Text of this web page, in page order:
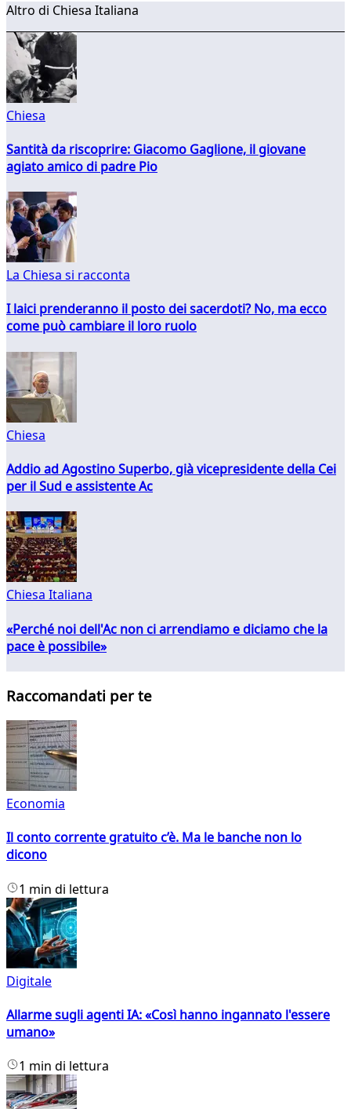
Altro di Chiesa Italiana
Chiesa
Santità da riscoprire: Giacomo Gaglione, il giovane
agiato amico di padre Pio
La Chiesa si racconta
I laici prenderanno il posto dei sacerdoti? No, ma ecco
come può cambiare il loro ruolo
Chiesa
Addio ad Agostino Superbo, già vicepresidente della Cei
per il Sud e assistente Ac
Chiesa Italiana
«Perché noi dell'Ac non ci arrendiamo e diciamo che la
pace è possibile»
Raccomandati per te
Economia
Il conto corrente gratuito c’è. Ma le banche non lo
dicono
1 min di lettura
Digitale
Allarme sugli agenti IA: «Così hanno ingannato l'essere
umano»
1 min di lettura